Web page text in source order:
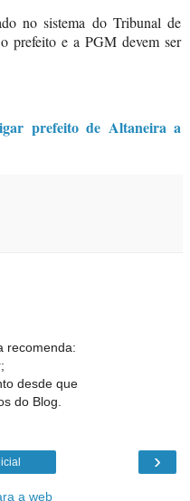
no sistema do Tribunal de
prefeito e a PGM devem ser
prefeito de Altaneira a
recomenda:
desde que
do Blog.
›
a web